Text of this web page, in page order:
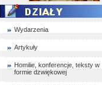
Wydarzenia
Artykuły
Homilie, konferencje, teksty w
formie dzwiękowej